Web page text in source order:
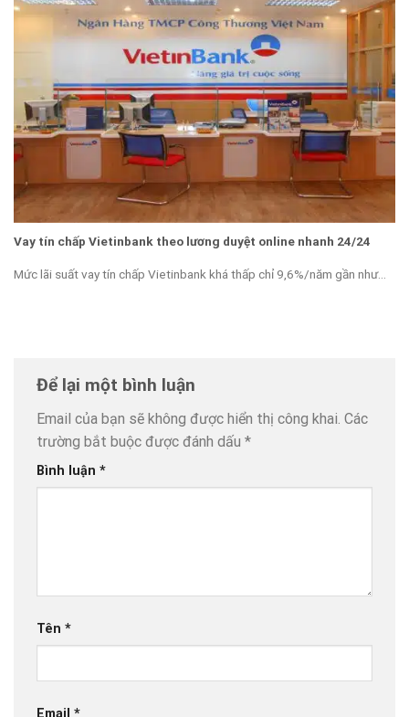
Vay tín chấp Vietinbank theo lương duyệt online nhanh 24/24
Mức lãi suất vay tín chấp Vietinbank khá thấp chỉ 9,6%/năm gần như...
Để lại một bình luận
Email của bạn sẽ không được hiển thị công khai. Các
trường bắt buộc được đánh dấu *
Bình luận *
Tên *
Email *